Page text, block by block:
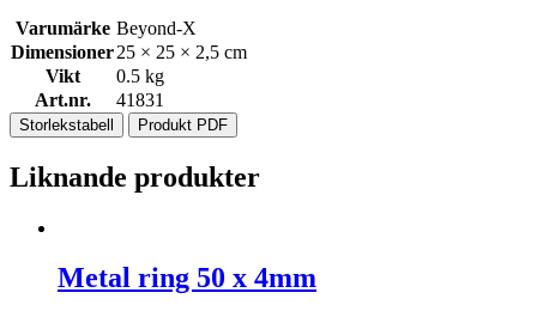
Varumärke Beyond-X
Dimensioner25 × 25 × 2,5 cm
Vikt
0.5 kg
Art.nr.
41831
Storlekstabell Produkt PDF
Liknande produkter
Metal ring 50 x 4mm